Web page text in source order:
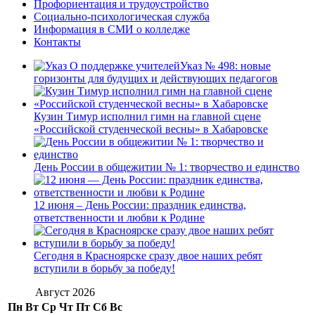
Профориентация и трудоустройство
Социально-психологическая служба
Информация в СМИ о колледже
Контакты
Указ № 498: новые
горизонты для будущих и действующих педагогов
Кузин Тимур исполнил гимн на главной сцене
«Российской студенческой весны» в Хабаровске
День России в общежитии № 1: творчество и единство
12 июня – День России: праздник единства,
ответственности и любви к Родине
Сегодня в Красноярске сразу двое наших ребят
вступили в борьбу за победу!
Август 2026
Пн Вт Ср Чт Пт Сб Вс